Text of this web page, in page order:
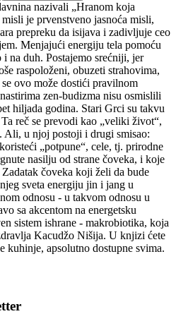
nazivali „Hranom koja
je prvenstveno jasnoća misli,
prepreku da isijava i zadivljuje ceo
Menjajući energiju tela pomoću
na duh. Postajemo srećniji, jer
raspoloženi, obuzeti strahovima,
ovo može dostići pravilnom
zen-budizma nisu osmislili
hiljada godina. Stari Grci su takvu
reč se prevodi kao „veliki život“,
Ali, u njoj postoji i drugi smisao:
„potpune“, cele, tj. prirodne
nasilju od strane čoveka, i koje
čoveka koji želi da bude
sveta energiju jin i jang u
odnosu - u takvom odnosu u
sa akcentom na energetsku
sistem ishrane - makrobiotika, koja
Kacudžo Nišija. U knjizi ćete
kuhinje, apsolutno dostupne svima.